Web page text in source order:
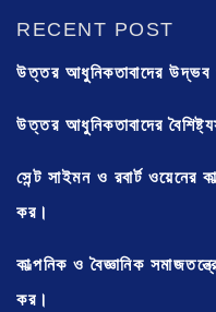
RECENT POST
উত্তর আধুনিকতাবাদের
উত্তর আধুনিকতাবাদের
সেন্ট সাইমন ও রবার্ট ওয়েনের
কর।
কাল্পনিক ও বৈজ্ঞানিক
কর।